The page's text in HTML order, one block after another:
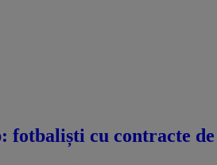
cu contracte